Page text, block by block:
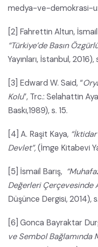
medya-ve-demokrasi-
[2] Fahrettin Altun,
“Türkiye’de Basın
Yayınları, İstanbul, 2016),
[3] Edward W. Said, “
Kolu”, Trc.: Selahattin
Baskı,1989), s. 15.
[4] A. Raşit Kaya,
Devlet”,(İmge Kitabevi
[5] İsmail Barış,
Değerleri Çerçevesinde
Düşünce Dergisi, 2014),
[6] Gonca Bayraktar
ve Sembol Bağlamında